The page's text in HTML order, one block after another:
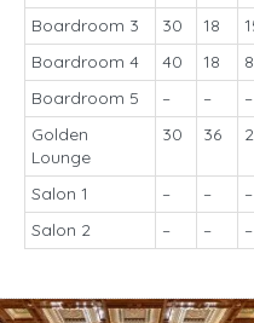
Boardroom 3 30 18
Boardroom 4
40 18 8
Boardroom 5
– – –
Golden
Lounge
30 36
Salon 1 – – –
Salon 2
– – –